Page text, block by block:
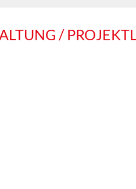
/